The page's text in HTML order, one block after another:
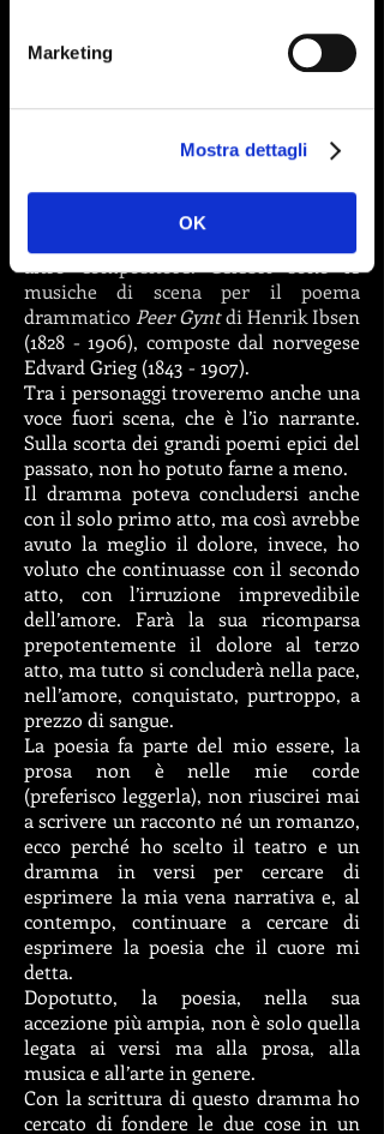
Marketing
Mostra dettagli
OK
Attualmente sta componendo un
primo abbozzo di pot-pourri dei brani
musiche per i vari atti e anche il suo
maestro di composizione gli ha dato il
suo parere favorevole. Preciso che si
tratta di musiche di scena in senso
proprio, non di un’opera lirica,
altro compositore. Celebri sono le
musiche di scena per il poema
drammatico Peer Gyntdi Henrik Ibsen
(1828 - 1906), composte dal norvegese
Edvard Grieg (1843 - 1907).
Tra i personaggi troveremo anche una
voce fuori scena, che è l’io narrante.
Sulla scorta dei grandi poemi epici del
passato, non ho potuto farne a meno.
Il dramma poteva concludersi anche
con il solo primo atto, ma così avrebbe
avuto la meglio il dolore, invece, ho
voluto che continuasse con il secondo
atto, con l’irruzione imprevedibile
dell’amore. Farà la sua ricomparsa
prepotentemente il dolore al terzo
atto, ma tutto si concluderà nella pace,
nell’amore, conquistato, purtroppo, a
prezzo di sangue.
La poesia fa parte del mio essere, la
prosa non è nelle mie corde
(preferisco leggerla), non riuscirei mai
a scrivere un racconto né un romanzo,
ecco perché ho scelto il teatro e un
dramma in versi per cercare di
esprimere la mia vena narrativa e, al
contempo, continuare a cercare di
esprimere la poesia che il cuore mi
detta.
Dopotutto, la poesia, nella sua
accezione più ampia, non è solo quella
legata ai versi ma alla prosa, alla
musica e all’arte in genere.
Con la scrittura di questo dramma ho
cercato di fondere le due cose in un